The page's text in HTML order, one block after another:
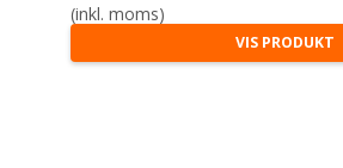
(inkl. moms)
VIS PRODUKT